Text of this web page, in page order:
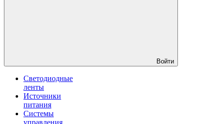
Войти
Светодиодные
ленты
Источники
питания
Системы
управления